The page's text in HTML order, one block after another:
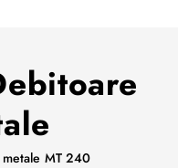
MT 240